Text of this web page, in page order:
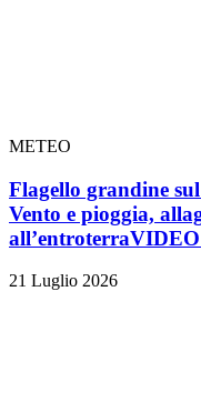
METEO
Flagello grandine
Vento e pioggia,
all’entroterra
21 Luglio 2026